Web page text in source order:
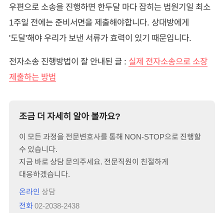
우편으로 소송을 진행하면 한두달 마다 잡히는 법원기일 최소
1주일 전에는 준비서면을 제출해야합니다. 상대방에게
'도달'해야 우리가 보낸 서류가 효력이 있기 때문입니다.
전자소송 진행방법이 잘 안내된 글 : 실제 전자소송으로 소장
제출하는 방법
조금 더 자세히 알아 볼까요?
이 모든 과정을 전문변호사를 통해 NON-STOP으로 진행할
수 있습니다.
지금 바로 상담 문의주세요. 전문직원이 친절하게
대응하겠습니다.
온라인 상담
전화02-2038-2438